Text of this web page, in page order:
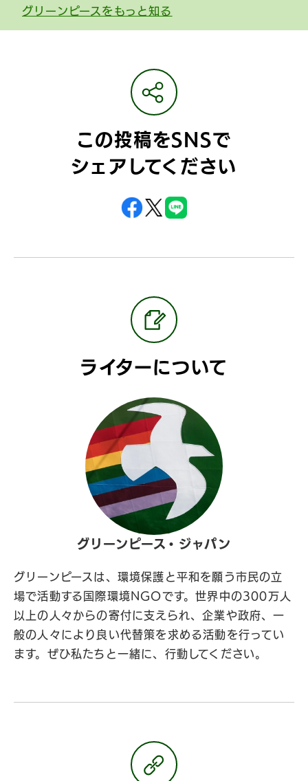
グリーンピースをもっと知る
この投稿をSNSで
シェアしてください
ライターについて
グリーンピース・ジャパン
グリーンピースは、環境保護と平和を願う市民の立
場で活動する国際環境NGOです。世界中の300万人
以上の人々からの寄付に支えられ、企業や政府、一
般の人々により良い代替策を求める活動を行ってい
ます。ぜひ私たちと一緒に、行動してください。